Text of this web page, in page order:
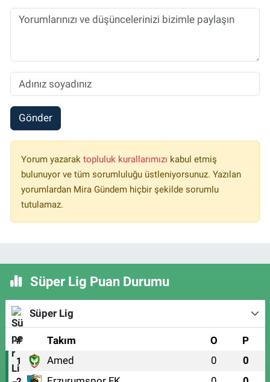
Gönder
Yorum yazarak topluluk kurallarımızı kabul etmiş
bulunuyor ve tüm sorumluluğu üstleniyorsunuz. Yazılan
yorumlardan Mira Gündem hiçbir şekilde sorumlu
tutulamaz.
Süper Lig Puan Durumu
Süper Lig
# Takım O P
1 Amed 0 0